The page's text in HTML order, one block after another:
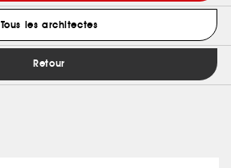
Tous les architectes
Retour